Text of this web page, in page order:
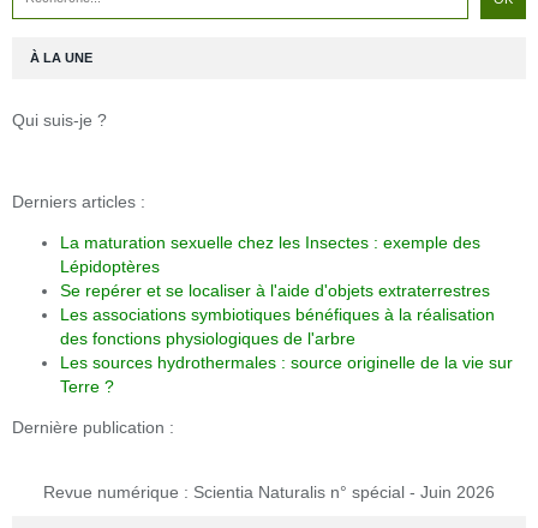
À LA UNE
Qui suis-je ?
Derniers articles :
La maturation sexuelle chez les Insectes : exemple des
Lépidoptères
Se repérer et se localiser à l'aide d'objets extraterrestres
Les associations symbiotiques bénéfiques à la réalisation
des fonctions physiologiques de l'arbre
Les sources hydrothermales : source originelle de la vie sur
Terre ?
Dernière publication :
Revue numérique : Scientia Naturalis n° spécial - Juin 2026